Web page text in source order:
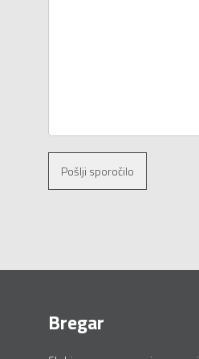
Pošlji sporočilo
Bregar